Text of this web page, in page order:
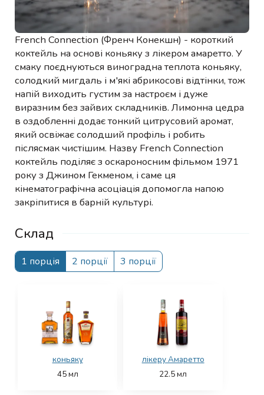
French Connection (Френч Конекшн) - короткий
коктейль на основі коньяку з лікером амаретто. У
смаку поєднуються виноградна теплота коньяку,
солодкий мигдаль і м'які абрикосові відтінки, тож
напій виходить густим за настроєм і дуже
виразним без зайвих складників. Лимонна цедра
в оздобленні додає тонкий цитрусовий аромат,
який освіжає солодший профіль і робить
післясмак чистішим. Назву French Connection
коктейль поділяє з оскароносним фільмом 1971
року з Джином Гекменом, і саме ця
кінематографічна асоціація допомогла напою
закріпитися в барній культурі.
Склад
1 порція 2 порції 3 порції
коньяку
45мл
лікеру Амаретто
22.5мл